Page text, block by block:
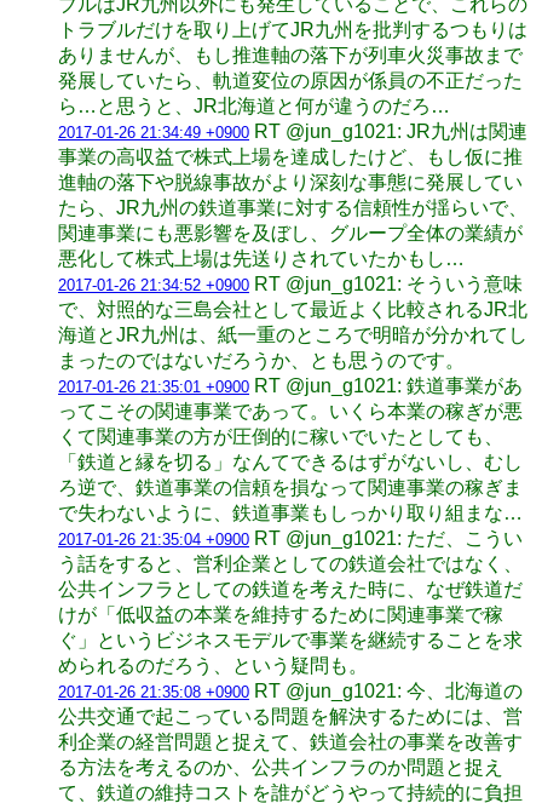
トラブルだけを取り上げてJR九州を批判するつもりは
ありませんが、もし推進軸の落下が列車火災事故まで
発展していたら、軌道変位の原因が係員の不正だった
ら…と思うと、JR北海道と何が違うのだろ…
2017-01-26 21:34:49 +0900 RT @jun_g1021: JR九州は関連
事業の高収益で株式上場を達成したけど、もし仮に推
進軸の落下や脱線事故がより深刻な事態に発展してい
たら、JR九州の鉄道事業に対する信頼性が揺らいで、
関連事業にも悪影響を及ぼし、グループ全体の業績が
悪化して株式上場は先送りされていたかもし…
2017-01-26 21:34:52 +0900 RT @jun_g1021: そういう意味
で、対照的な三島会社として最近よく比較されるJR北
海道とJR九州は、紙一重のところで明暗が分かれてし
まったのではないだろうか、とも思うのです。
2017-01-26 21:35:01 +0900 RT @jun_g1021: 鉄道事業があ
ってこその関連事業であって。いくら本業の稼ぎが悪
くて関連事業の方が圧倒的に稼いでいたとしても、
「鉄道と縁を切る」なんてできるはずがないし、むし
ろ逆で、鉄道事業の信頼を損なって関連事業の稼ぎま
で失わないように、鉄道事業もしっかり取り組まな…
2017-01-26 21:35:04 +0900 RT @jun_g1021: ただ、こうい
う話をすると、営利企業としての鉄道会社ではなく、
公共インフラとしての鉄道を考えた時に、なぜ鉄道だ
けが「低収益の本業を維持するために関連事業で稼
ぐ」というビジネスモデルで事業を継続することを求
められるのだろう、という疑問も。
2017-01-26 21:35:08 +0900 RT @jun_g1021: 今、北海道の
公共交通で起こっている問題を解決するためには、営
利企業の経営問題と捉えて、鉄道会社の事業を改善す
る方法を考えるのか、公共インフラのか問題と捉え
て、鉄道の維持コストを誰がどうやって持続的に負担